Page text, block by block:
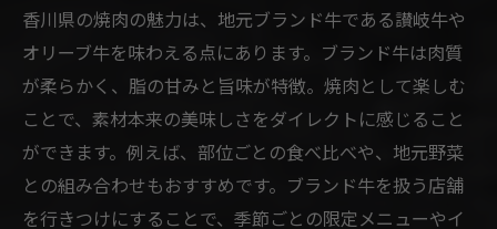
香川県の焼肉の魅力は、地元ブランド牛である讃岐牛や
オリーブ牛を味わえる点にあります。ブランド牛は肉質
が柔らかく、脂の甘みと旨味が特徴。焼肉として楽しむ
ことで、素材本来の美味しさをダイレクトに感じること
ができます。例えば、部位ごとの食べ比べや、地元野菜
との組み合わせもおすすめです。ブランド牛を扱う店舗
を行きつけにすることで、季節ごとの限定メニューやイ